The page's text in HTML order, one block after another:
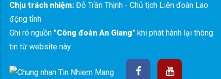
Chịu trách nhiệm: Đỗ Trần Thịnh - Chủ tịch Liên đoàn Lao
động tỉnh
Ghi rõ nguồn "Công đoàn An Giang" khi phát hành lại thông
tin từ website này.